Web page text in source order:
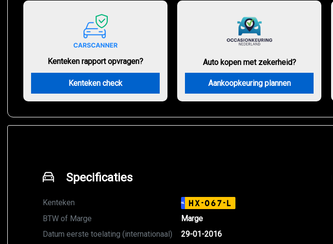
Kenteken rapport opvragen?
Kenteken check
Auto kopen met zekerheid?
Aankoopkeuring plannen
Specificaties
Kenteken NL HX-067-L
BTW of Marge
Marge
Datum eerste toelating (internationaal)
29-01-2016